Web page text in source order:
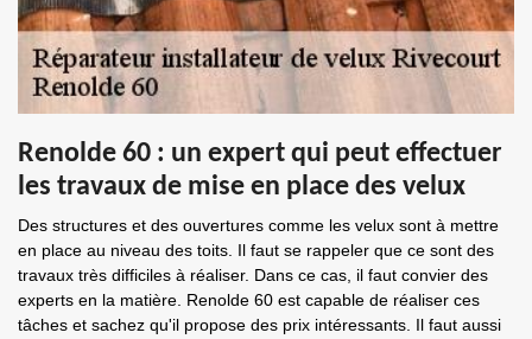
Renolde 60 : un expert qui peut effectuer
les travaux de mise en place des velux
Des structures et des ouvertures comme les velux sont à mettre
en place au niveau des toits. Il faut se rappeler que ce sont des
travaux très difficiles à réaliser. Dans ce cas, il faut convier des
experts en la matière. Renolde 60 est capable de réaliser ces
tâches et sachez qu'il propose des prix intéressants. Il faut aussi